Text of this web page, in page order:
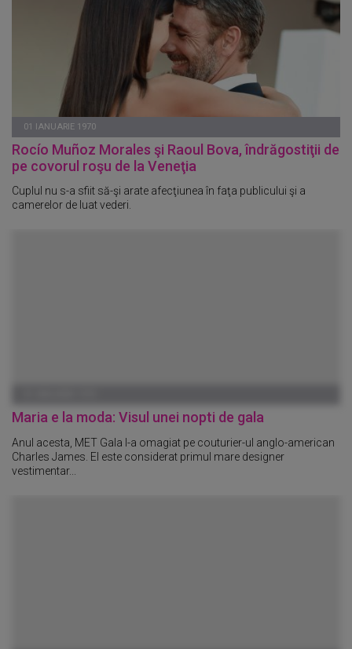
01 IANUARIE 1970
Rocío Muñoz Morales şi Raoul Bova, îndrăgostiţii de
pe covorul roşu de la Veneţia
Cuplul nu s-a sfiit să-şi arate afecţiunea în faţa publicului şi a
camerelor de luat vederi.
Maria e la moda: Visul unei nopti de gala
Anul acesta, MET Gala l-a omagiat pe couturier-ul anglo-american
Charles James. El este considerat primul mare designer
vestimentar...